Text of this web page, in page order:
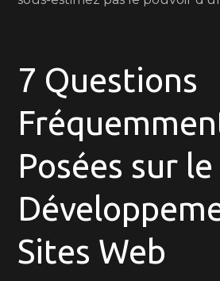
7 Questions
Posées sur le
Sites Web